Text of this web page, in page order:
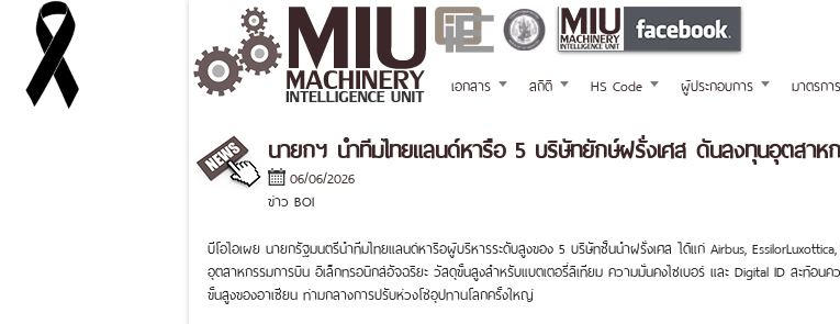
เอกสาร สถิติ HS Code ผู้ประกอบการ มาตรก
นายกฯ นำทีมไทยแลนด์หารือ 5 บริษัทยักษ์ฝรั่งเศส ดันลงทุนอุตสาห
06/06/2026
ข่าว BOI
บีโอไอเผย นายกรัฐมนตรีนำทีมไทยแลนด์หารือผู้บริหารระดับสูงของ 5 บริษัทชั้นนำฝรั่งเศส ได้แก่ Airbus,
อุตสาหกรรมการบิน อิเล็กทรอนิกส์อัจฉริยะ วัสดุขั้นสูงสำหรับแบตเตอรี่ลิเทียม ความมั่นคงไซเบอร์ และ Digital ID สะท้อน
ขั้นสูงของอาเซียน ท่ามกลางการปรับห่วงโซ่อุปทานโลกครั้งใหญ่